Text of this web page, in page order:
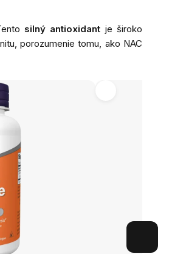
silný antioxidant je široko
porozumenie tomu, ako NAC